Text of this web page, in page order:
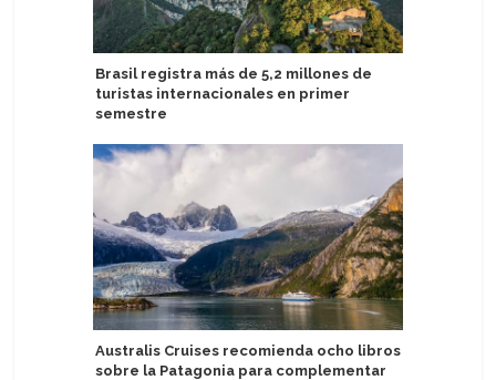
Brasil registra más de 5,2 millones de
turistas internacionales en primer
semestre
Australis Cruises recomienda ocho libros
sobre la Patagonia para complementar